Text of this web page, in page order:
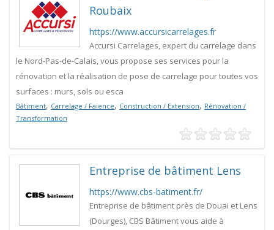
Roubaix
https://www.accursicarrelages.fr
Accursi Carrelages, expert du carrelage dans
le Nord-Pas-de-Calais, vous propose ses services pour la
rénovation et la réalisation de pose de carrelage pour toutes vos
surfaces : murs, sols ou esca
Bâtiment, Carrelage / Faience, Construction / Extension, Rénovation /
Transformation
Entreprise de bâtiment Lens
https://www.cbs-batiment.fr/
Entreprise de bâtiment près de Douai et Lens
(Dourges), CBS Bâtiment vous aide à